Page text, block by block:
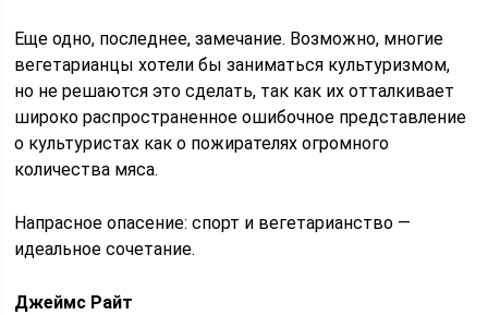
Еще одно, последнее, замечание. Возможно, многие
вегетарианцы хо­тели бы заниматься культуризмом,
но не решаются это сделать, так как их отталкивает
широко распространен­ное ошибочное представление
о куль­туристах как о пожирателях огромно­го
количества мяса.
Напрасное опасение: спорт и веге­тарианство —
идеальное сочетание.
Джеймс Райт